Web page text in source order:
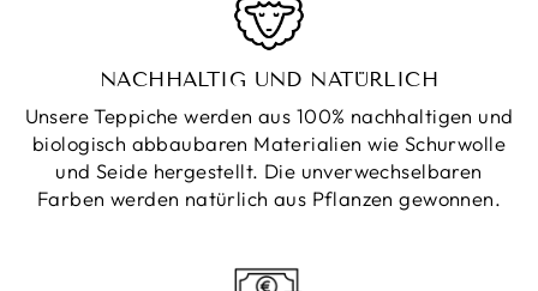
NACHHALTIG UND NATÜRLICH
Unsere Teppiche werden aus 100% nachhaltigen und
biologisch abbaubaren Materialien wie Schurwolle
und Seide hergestellt. Die unverwechselbaren
Farben werden natürlich aus Pflanzen gewonnen.